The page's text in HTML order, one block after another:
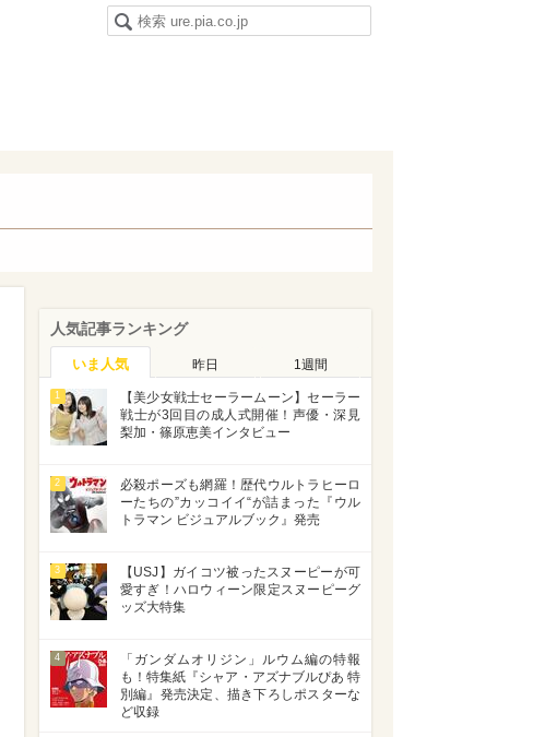
人気記事ランキング
いま人気 昨日 1週間
1
【美少女戦士セーラームーン】セーラー
戦士が3回目の成人式開催！声優・深見
梨加・篠原恵美インタビュー
2
必殺ポーズも網羅！歴代ウルトラヒーロ
ーたちの”カッコイイ“が詰まった『ウル
トラマン ビジュアルブック』発売
3
【USJ】ガイコツ被ったスヌーピーが可
愛すぎ！ハロウィーン限定スヌーピーグ
ッズ大特集
4
「ガンダムオリジン」ルウム編の特報
も！特集紙『シャア・アズナブルぴあ 特
別編』発売決定、描き下ろしポスターな
ど収録